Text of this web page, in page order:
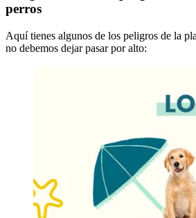
perros
Aquí tienes algunos de los peligros de la
no debemos dejar pasar por alto: